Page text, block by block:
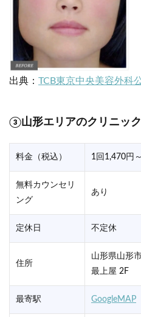
出典： TCB東京中央美容外科
③山形エリアのクリニッ
料金（税込） 1回1,470円～
無料カウンセリ
ング
あり
定休日 不定休
住所
山形県山形
最上屋 2F
最寄駅 GoogleMAP